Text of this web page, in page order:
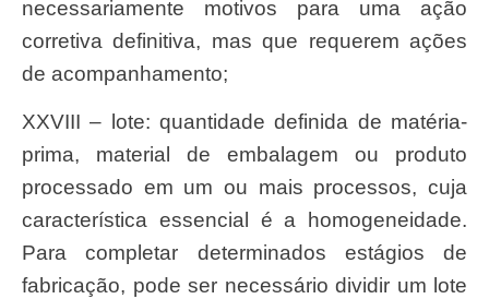
necessariamente motivos para uma ação
corretiva definitiva, mas que requerem ações
de acompanhamento;
XXVIII – lote: quantidade definida de matéria-
prima, material de embalagem ou produto
processado em um ou mais processos, cuja
característica essencial é a homogeneidade.
Para completar determinados estágios de
fabricação, pode ser necessário dividir um lote